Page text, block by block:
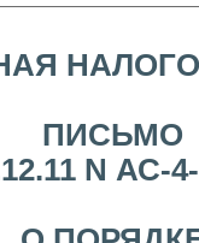
ПИСЬМО
N АС-